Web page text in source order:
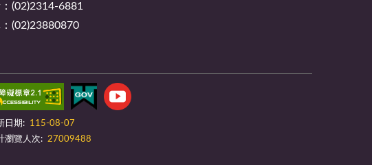
(02)2314-6881
(02)23880870
日期:
115-08-07
瀏覽人次: 27009488